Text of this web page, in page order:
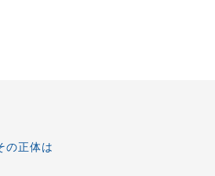
正体は